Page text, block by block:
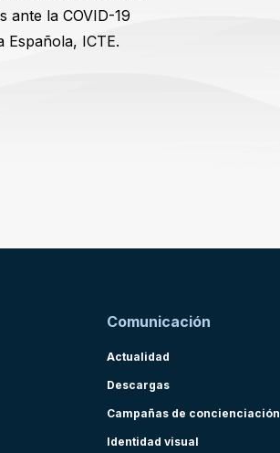
ante la COVID-19
ICTE.
Comunicación
Actualidad
Descargas
Campañas de concienciación
Identidad visual